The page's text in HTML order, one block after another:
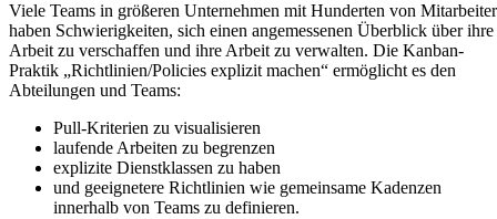
Viele Teams in größeren Unternehmen mit Hunderten von
haben Schwierigkeiten, sich einen angemessenen Überblick über ihre
Arbeit zu verschaffen und ihre Arbeit zu verwalten. Die Kanban-
Praktik „Richtlinien/Policies explizit machen“ ermöglicht es den
Abteilungen und Teams:
Pull-Kriterien zu visualisieren
laufende Arbeiten zu begrenzen
explizite Dienstklassen zu haben
und geeignetere Richtlinien wie gemeinsame Kadenzen
innerhalb von Teams zu definieren.